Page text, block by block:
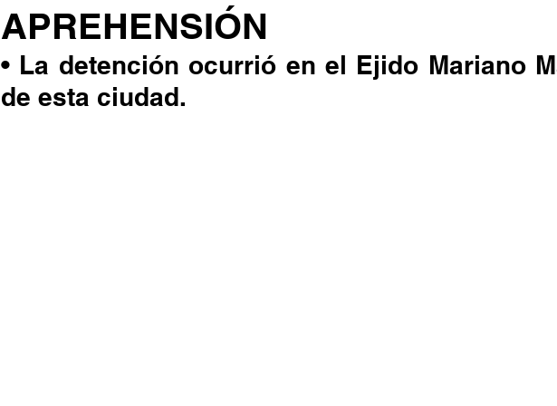
APREHENSIÓN
• La detención ocurrió en el Ejido Mariano
de esta ciudad.